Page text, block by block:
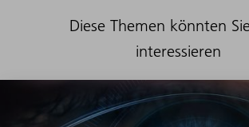
Diese Themen könnten
interessieren